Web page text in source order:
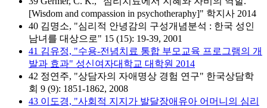
[Wisdom and compassion in psychotheraphy]" 학지사 2014
40 김명소, "심리적 안녕감의 구성개념분석 : 한국 성인
남녀를 대상으로" 15 (15): 19-39, 2001
41 김유정, "수용-전념치료 통합 부모교육 프로그램의 개
발과 효과" 성신여자대학교 대학원 2014
42 정연주, "상담자의 자애명상 경험 연구" 한국상담학
회 9 (9): 1851-1862, 2008
43 이도경, "사회적 지지가 발달장애유아 어머니의 심리